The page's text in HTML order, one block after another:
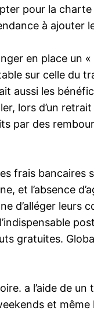
pour la charte
à ajouter
en place un
sur celle du
aussi les
lors d’un
par des
frais
et l’absence
d’alléger leurs
gratuites.
a l’aide de un
et